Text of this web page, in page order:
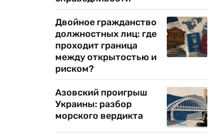
Двойное гражданство
должностных лиц: где
проходит граница
между открытостью и
риском?
Азовский проигрыш
Украины: разбор
морского вердикта